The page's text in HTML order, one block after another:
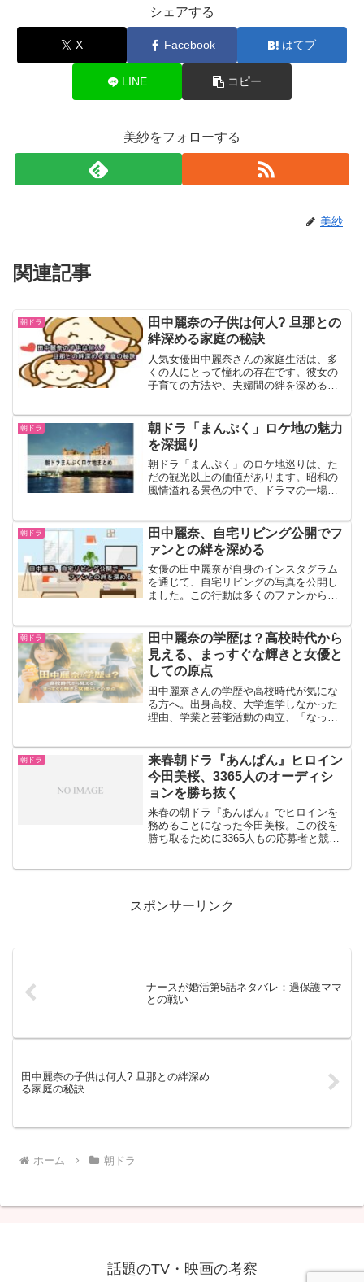
シェアする
X Facebook はてブ
LINE コピー
美紗をフォローする
美紗
関連記事
朝ドラ
田中麗奈の子供は何人? 旦那との
絆深める家庭の秘訣
人気女優田中麗奈さんの家庭生活は、多
くの人にとって憧れの存在です。彼女の
子育ての方法や、夫婦間の絆を深める秘
の女優です。福岡県出身で、小学生の頃
から女優を目指し、...
朝ドラ
朝ドラ「まんぷく」ロケ地の魅力
を深掘り
朝ドラ「まんぷく」のロケ地巡りは、た
だの観光以上の価値があります。昭和の
風情溢れる景色の中で、ドラマの一場面
う。淡路島の「吹上浜」淡路島の「吹上
浜」は、オープニング映像で...
朝ドラ
田中麗奈、自宅リビング公開でフ
ァンとの絆を深める
女優の田中麗奈が自身のインスタグラム
を通じて、自宅リビングの写真を公開し
ました。この行動は多くのファンから喜
います自宅リビングの公開田中麗奈は、
「朝目覚めて、花があると...
朝ドラ
田中麗奈の学歴は？高校時代から
見える、まっすぐな輝きと女優と
しての原点
田中麗奈さんの学歴や高校時代が気にな
る方へ。出身高校、大学進学しなかった
理由、学業と芸能活動の両立、「なっち
朝ドラ
来春朝ドラ『あんぱん』ヒロイン
今田美桜、3365人のオーディシ
ョンを勝ち抜く
来春の朝ドラ『あんぱん』でヒロインを
務めることになった今田美桜。この役を
勝ち取るために3365人もの応募者と競い
スポンサーリンク
ナースが婚活第5話ネタバレ：過保護ママ
との戦い
田中麗奈の子供は何人? 旦那との絆深め
る家庭の秘訣
ホーム 朝ドラ
話題のTV・映画の考察